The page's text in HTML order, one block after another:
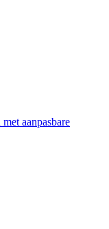
aanpasbare